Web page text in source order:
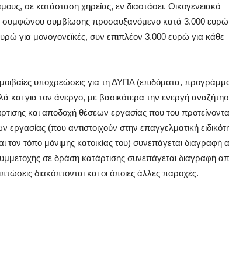
σε κατάσταση χηρείας, εν διαστάσει. Οικογενειακό
συμβίωσης προσαυξανόμενο κατά 3.000 ευρώ
για μονογονεϊκές, συν επιπλέον 3.000 ευρώ για κάθε
υποχρεώσεις για τη ΔΥΠΑ (επιδόματα,
και για τον άνεργο, με βασικότερα την ενεργή
και αποδοχή θέσεων εργασίας που του
(που αντιστοιχούν στην επαγγελματική
τον τόπο μόνιμης κατοικίας του) συνεπάγεται διαγραφή
σε δράση κατάρτισης συνεπάγεται διαγραφή
διακόπτονται και οι όποιες άλλες παροχές.